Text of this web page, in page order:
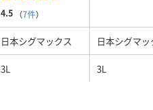
4.5 （7件）
日本シグマックス 日本シグマッ
3L 3L